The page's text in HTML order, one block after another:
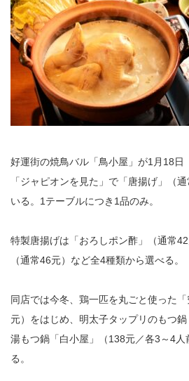
好運街の焼鳥バル「鳥小屋」が1月18日
「ジャピオンを見た」で「唐揚げ」（
いる。1テーブルにつき1品のみ。
特製唐揚げは「おろしポン酢」（通常42
（通常46元）など全4種類から選べる。
同店では今冬、鶏一匹を丸ごと使った
元）をはじめ、明太子タップリのもつ
湯もつ鍋「白小屋」（138元／各3～4
る。